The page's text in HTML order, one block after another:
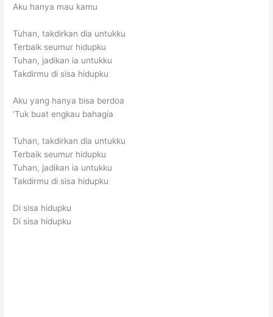
Aku hanya mau kamu
Tuhan, takdirkan dia untukku
Terbaik seumur hidupku
Tuhan, jadikan ia untukku
Takdirmu di sisa hidupku
Aku yang hanya bisa berdoa
‘Tuk buat engkau bahagia
Tuhan, takdirkan dia untukku
Terbaik seumur hidupku
Tuhan, jadikan ia untukku
Takdirmu di sisa hidupku
Di sisa hidupku
Di sisa hidupku